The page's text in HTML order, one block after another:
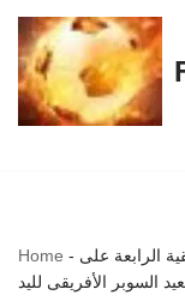
Skip
to
content
Home - الرابعة على
السوبر الأفريقى لليد